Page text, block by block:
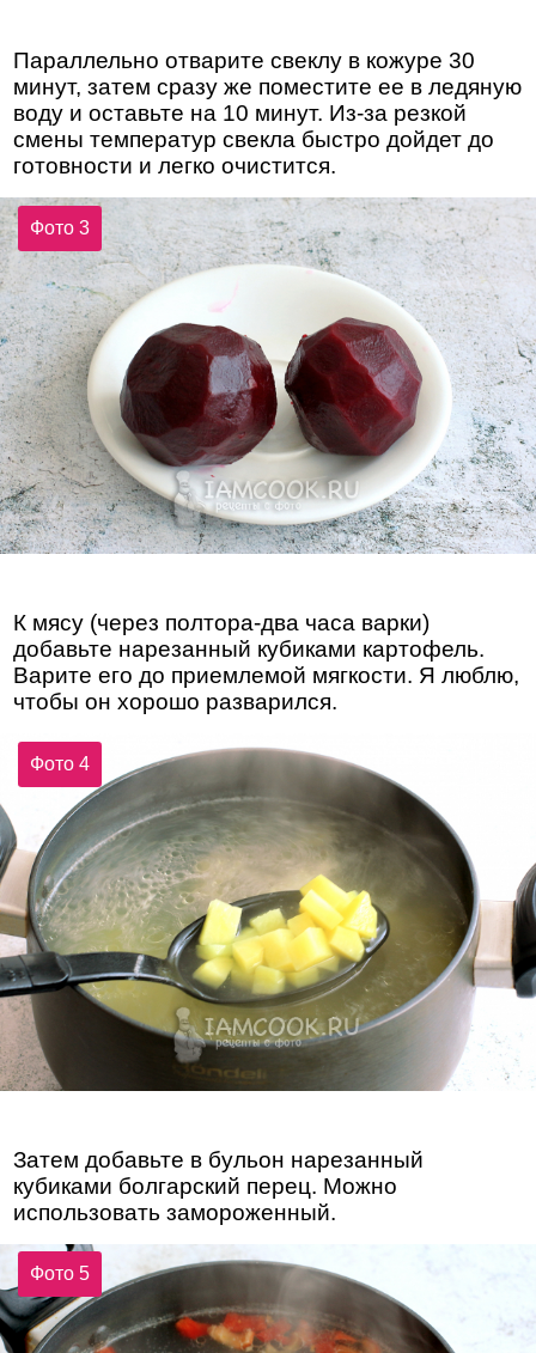
Параллельно отварите свеклу в кожуре 30
минут, затем сразу же поместите ее в ледяную
воду и оставьте на 10 минут. Из-за резкой
смены температур свекла быстро дойдет до
готовности и легко очистится.
Фото 3
К мясу (через полтора-два часа варки)
добавьте нарезанный кубиками картофель.
Варите его до приемлемой мягкости. Я люблю,
чтобы он хорошо разварился.
Фото 4
Затем добавьте в бульон нарезанный
кубиками болгарский перец. Можно
использовать замороженный.
Фото 5